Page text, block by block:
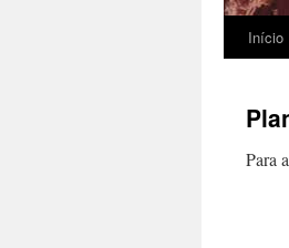
Início
Para